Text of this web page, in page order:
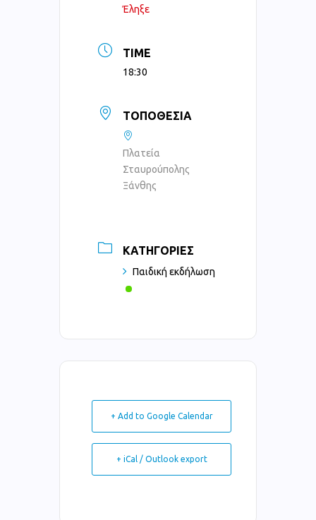
Έληξε
TIME
18:30
ΤΟΠΟΘΕΣΊΑ
Πλατεία
Σταυρούπολης
Ξάνθης
ΚΑΤΗΓΟΡΊΕΣ
Παιδική εκδήλωση
+ Add to Google Calendar
+ iCal / Outlook export